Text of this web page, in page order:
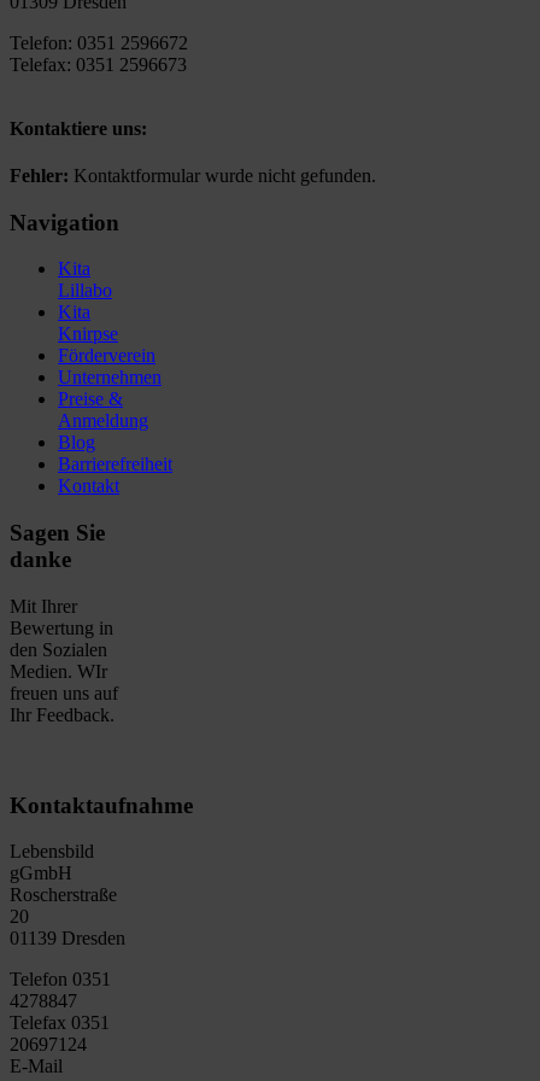
Telefon: 0351 2596672
Telefax: 0351 2596673
Kontaktiere uns:
Fehler: Kontaktformular wurde nicht gefunden.
Navigation
Kita
Lillabo
Kita
Knirpse
Förderverein
Unternehmen
Preise &
Anmeldung
Blog
Barrierefreiheit
Kontakt
Sagen Sie
danke
Mit Ihrer
Bewertung in
den Sozialen
Medien. WIr
freuen uns auf
Ihr Feedback.
Kontaktaufnahme
Lebensbild
gGmbH
Roscherstraße
20
01139 Dresden
Telefon 0351
4278847
Telefax 0351
20697124
E-Mail